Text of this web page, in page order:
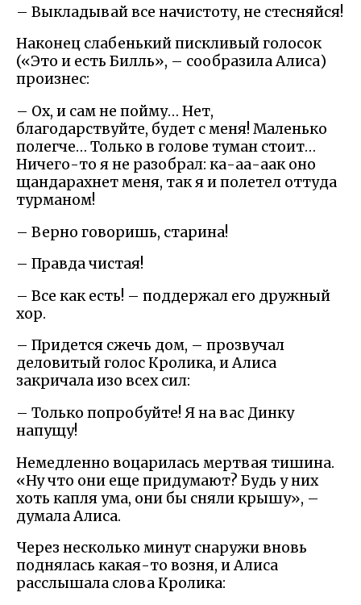
– Выкладывай все начистоту, не стесняйся!
Наконец слабенький пискливый голосок
(«Это и есть Билль», – сообразила Алиса)
произнес:
– Ох, и сам не пойму… Нет,
благодарствуйте, будет с меня! Маленько
полегче… Только в голове туман стоит…
Ничего-то я не разобрал: ка-аа-аак оно
щандарахнет меня, так я и полетел оттуда
турманом!
– Верно говоришь, старина!
– Правда чистая!
– Все как есть! – поддержал его дружный
хор.
– Придется сжечь дом, – прозвучал
деловитый голос Кролика, и Алиса
закричала изо всех сил:
– Только попробуйте! Я на вас Динку
напущу!
Немедленно воцарилась мертвая тишина.
«Ну что они еще придумают? Будь у них
хоть капля ума, они бы сняли крышу», –
думала Алиса.
Через несколько минут снаружи вновь
поднялась какая-то возня, и Алиса
расслышала слова Кролика: